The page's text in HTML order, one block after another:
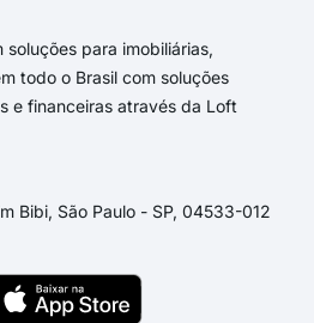
para imobiliárias,
todo o Brasil com soluções
e financeiras através da Loft
Bibi, São Paulo - SP, 04533-012